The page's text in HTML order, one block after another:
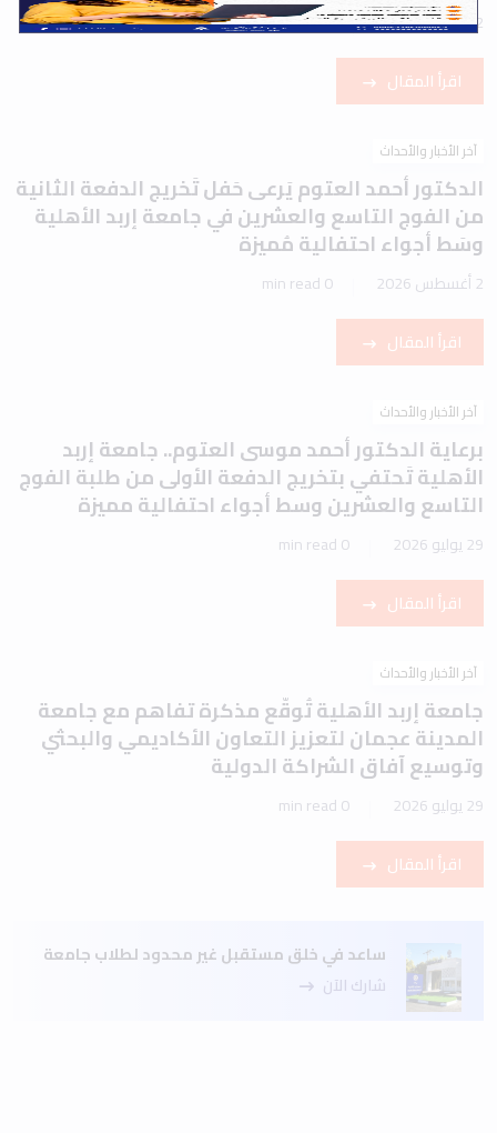
2 أغسطس 2026 1 min read
اقرأ المقال
آخر الأخبار والأحداث
الدكتور أحمد العتوم يَرعى حَفل تَخريج الدفعة الثانية
من الفوج التاسع والعشرين في جامعة إربد الأهلية
وسَط أجواء احتفالية مُميزة
2 أغسطس 2026 0 min read
اقرأ المقال
آخر الأخبار والأحداث
برعاية الدكتور أحمد موسى العتوم.. جامعة إربد
الأهلية تَحتفي بتخريج الدفعة الأولى من طلبة الفوج
التاسع والعشرين وسط أجواء احتفالية مميزة
29 يوليو 2026 0 min read
اقرأ المقال
آخر الأخبار والأحداث
جامعة إربد الأهلية تُوقّع مذكرة تفاهم مع جامعة
المدينة عجمان لتعزيز التعاون الأكاديمي والبحثي
وتوسيع آفاق الشراكة الدولية
29 يوليو 2026 0 min read
اقرأ المقال
ساعد في خلق مستقبل غير محدود لطلاب جامعة
شارك الآن